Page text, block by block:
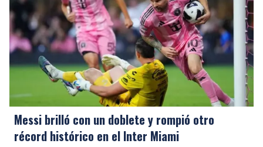
Messi brilló con un doblete y rompió otro
récord histórico en el Inter Miami